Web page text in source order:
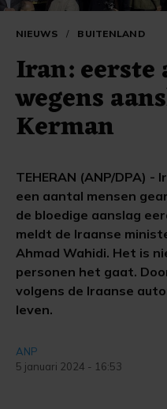
NIEUWS / BUITENLAND
Iran:
wegens
Kerman
TEHERAN (ANP/DPA)
een aantal mensen
de bloedige aanslag
meldt de Iraanse
Ahmad Wahidi. Het is
personen het gaat.
volgens de Iraanse
leven.
ANP
5 januari 2024 - 16:53